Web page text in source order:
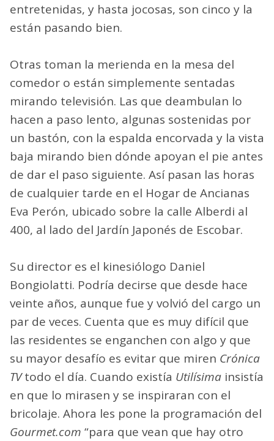
entretenidas, y hasta jocosas, son cinco y la
están pasando bien.
Otras toman la merienda en la mesa del
comedor o están simplemente sentadas
mirando televisión. Las que deambulan lo
hacen a paso lento, algunas sostenidas por
un bastón, con la espalda encorvada y la vista
baja mirando bien dónde apoyan el pie antes
de dar el paso siguiente. Así pasan las horas
de cualquier tarde en el Hogar de Ancianas
Eva Perón, ubicado sobre la calle Alberdi al
400, al lado del Jardín Japonés de Escobar.
Su director es el kinesiólogo Daniel
Bongiolatti. Podría decirse que desde hace
veinte años, aunque fue y volvió del cargo un
par de veces. Cuenta que es muy difícil que
las residentes se enganchen con algo y que
su mayor desafío es evitar que miren Crónica
TVtodo el día. Cuando existía Utilísima insistía
en que lo mirasen y se inspiraran con el
bricolaje. Ahora les pone la programación del
Gourmet.com “para que vean que hay otro